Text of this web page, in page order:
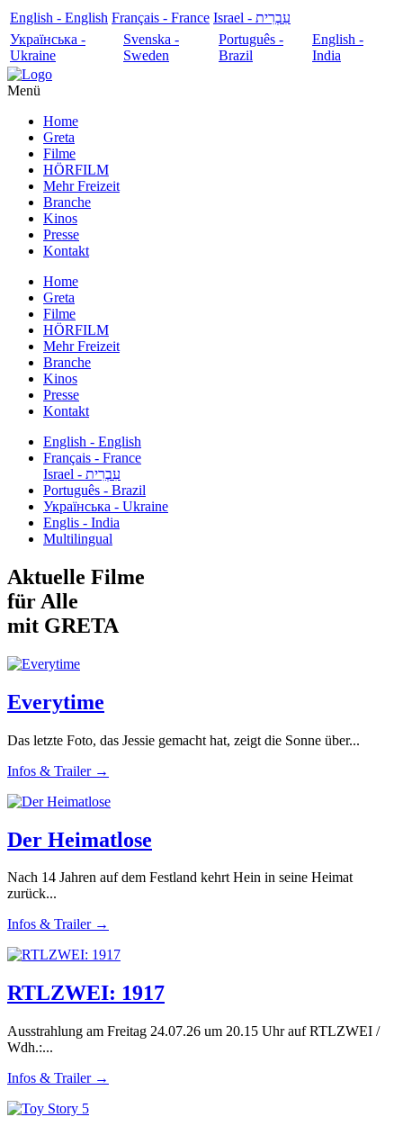
English - English Français - France
עִבְרִית - Israel
Українська -
Ukraine
Svenska -
Sweden
Português -
Brazil
English -
India
Menü
Home
Greta
Filme
HÖRFILM
Mehr Freizeit
Branche
Kinos
Presse
Kontakt
Home
Greta
Filme
HÖRFILM
Mehr Freizeit
Branche
Kinos
Presse
Kontakt
English - English
Français - France
עִבְרִית - Israel
Português - Brazil
Українська - Ukraine
Englis - India
Multilingual
Aktuelle Filme
für Alle
mit GRETA
Everytime
Das letzte Foto, das Jessie gemacht hat, zeigt die Sonne über...
Infos & Trailer →
Der Heimatlose
Nach 14 Jahren auf dem Festland kehrt Hein in seine Heimat
zurück...
Infos & Trailer →
RTLZWEI: 1917
Ausstrahlung am Freitag 24.07.26 um 20.15 Uhr auf RTLZWEI /
Wdh.:...
Infos & Trailer →